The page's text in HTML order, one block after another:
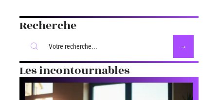
Recherche
Les incontournables